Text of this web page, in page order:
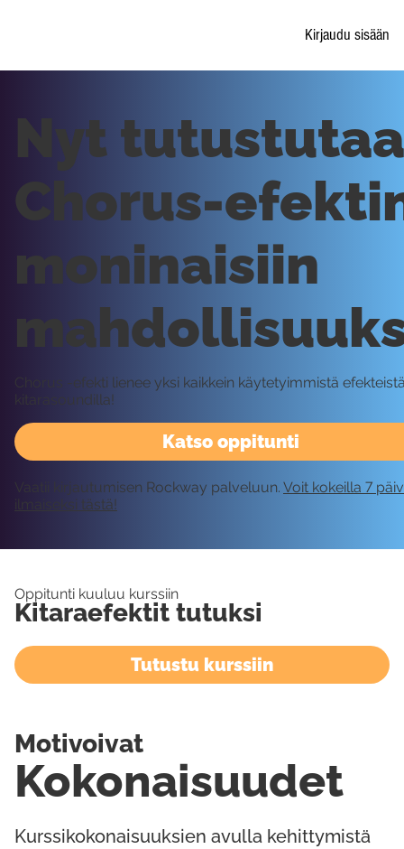
Kirjaudu sisään
Katso oppitunti
Nyt
Chorus-
moninaisiin
Chorus -efekti lienee yksi kaikkein käytetyimmistä
kitarasoundilla!
Vaatii kirjautumisen Rockway palveluun. Voit kokeilla 7
ilmaiseksi tästä!
Oppitunti kuuluu kurssiin
Kitaraefektit tutuksi
Tutustu kurssiin
Kurssikokonaisuuksien avulla kehittymistä
Kokonaisuudet
Motivoivat